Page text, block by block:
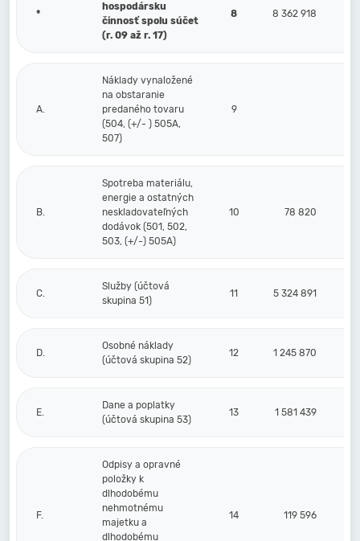
*
hospodársku
činnosť spolu súčet
(r. 09 až r. 17)
8 8 362 918
A.
Náklady vynaložené
na obstaranie
predaného tovaru
(504, (+/- ) 505A,
507)
9
B.
Spotreba materiálu,
energie a ostatných
neskladovateľných
dodávok (501, 502,
503, (+/-) 505A)
10 78 820
C.
Služby (účtová
skupina 51)
11 5 324 891
D.
Osobné náklady
(účtová skupina 52)
12 1 245 870
E.
Dane a poplatky
(účtová skupina 53)
13 1 581 439
F.
Odpisy a opravné
položky k
dlhodobému
nehmotnému
majetku a
dlhodobému
14 119 596